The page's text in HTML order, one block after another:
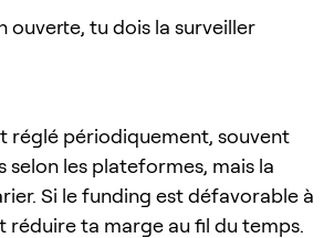
ouverte, tu dois la surveiller
réglé périodiquement, souvent
selon les plateformes, mais la
Si le funding est défavorable à
réduire ta marge au fil du temps.